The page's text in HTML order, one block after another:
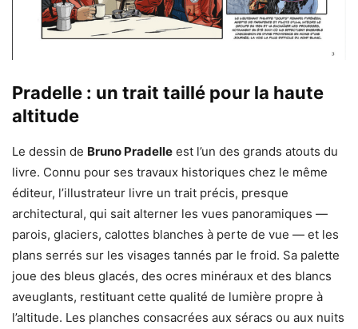
Pradelle : un trait taillé pour la haute
altitude
Le dessin de Bruno Pradelle est l’un des grands atouts du
livre. Connu pour ses travaux historiques chez le même
éditeur, l’illustrateur livre un trait précis, presque
architectural, qui sait alterner les vues panoramiques —
parois, glaciers, calottes blanches à perte de vue — et les
plans serrés sur les visages tannés par le froid. Sa palette
joue des bleus glacés, des ocres minéraux et des blancs
aveuglants, restituant cette qualité de lumière propre à
l’altitude. Les planches consacrées aux séracs ou aux nuits